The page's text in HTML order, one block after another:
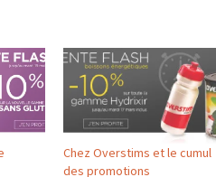
Chez Overstims et le cumul
des promotions